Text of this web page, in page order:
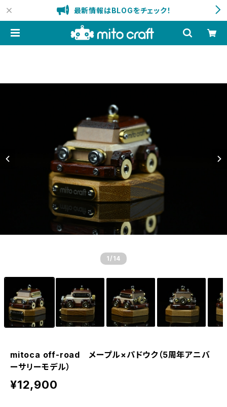
最新情報はBLOGをチェック！
1 /14
mitoca off-road メープル×パドウク（5周年アニバ
ーサリーモデル）
¥12,900